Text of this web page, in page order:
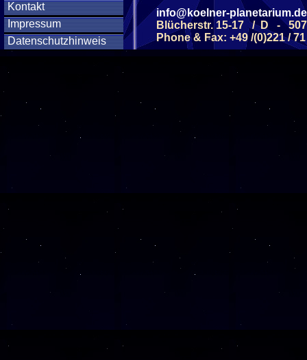
Kontakt
Impressum
Datenschutzhinweis
Diese
Klicken Sie Hier
Diese
Wochentag
SAMSTAG
SAMSTAG
info@koelner-planetarium.de
Blücherstr. 15-17 / D -
Phone & Fax: +49 /(0)221 /